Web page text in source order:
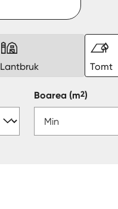
Lantbruk Tomt
Boarea(m2)